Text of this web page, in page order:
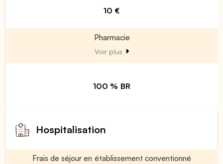
10 €
Pharmacie
Voir plus
100 % BR
Hospitalisation
Frais de séjour en établissement conventionné